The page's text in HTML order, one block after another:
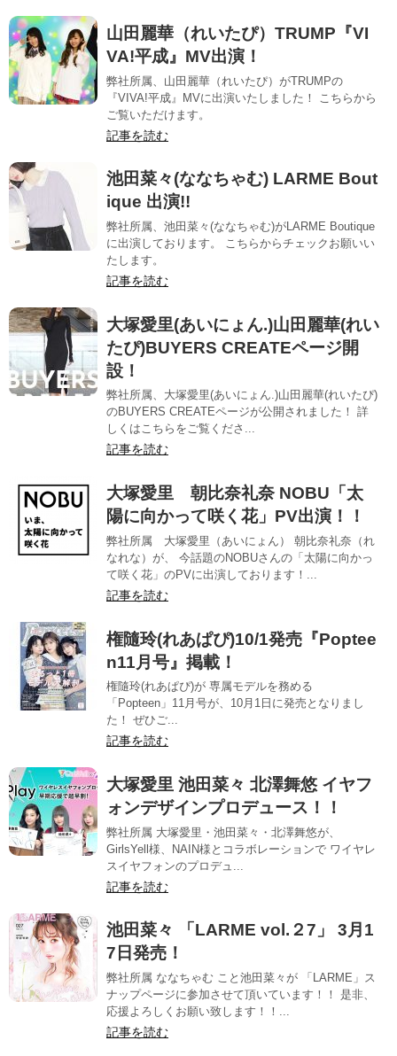
山田麗華（れいたぴ）TRUMP『VI
VA!平成』MV出演！
弊社所属、山田麗華（れいたぴ）がTRUMPの
『VIVA!平成』MVに出演いたしました！ こちらから
ご覧いただけます。
記事を読む
池田菜々(ななちゃむ) LARME Bout
ique 出演!!
弊社所属、池田菜々(ななちゃむ)がLARME Boutique
に出演しております。 こちらからチェックお願いい
たします。
記事を読む
大塚愛里(あいにょん.)山田麗華(れい
たぴ)BUYERS CREATEページ開
設！
弊社所属、大塚愛里(あいにょん.)山田麗華(れいたぴ)
のBUYERS CREATEページが公開されました！ 詳
しくはこちらをご覧くださ...
記事を読む
大塚愛里 朝比奈礼奈 NOBU「太
陽に向かって咲く花」PV出演！！
弊社所属 大塚愛里（あいにょん） 朝比奈礼奈（れ
なれな）が、 今話題のNOBUさんの「太陽に向かっ
て咲く花」のPVに出演しております！...
記事を読む
権隨玲(れあぱぴ)10/1発売『Poptee
n11月号』掲載！
権隨玲(れあぱぴ)が 専属モデルを務める
「Popteen」11月号が、10月1日に発売となりまし
た！ ぜひご...
記事を読む
大塚愛里 池田菜々 北澤舞悠 イヤフ
ォンデザインプロデュース！！
弊社所属 大塚愛里・池田菜々・北澤舞悠が、
GirlsYell様、NAIN様とコラボレーションで ワイヤレ
スイヤフォンのプロデュ...
記事を読む
池田菜々 「LARME vol.２7」 3月1
7日発売！
弊社所属 ななちゃむ こと池田菜々が 「LARME」ス
ナップページに参加させて頂いています！！ 是非、
応援よろしくお願い致します！！...
記事を読む